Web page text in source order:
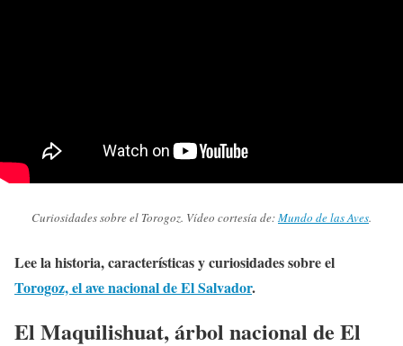
Curiosidades sobre el Torogoz. Vídeo cortesía de:Mundo de las Aves.
Lee la historia, características y curiosidades sobre el
Torogoz, el ave nacional de El Salvador.
El Maquilishuat, árbol nacional de El